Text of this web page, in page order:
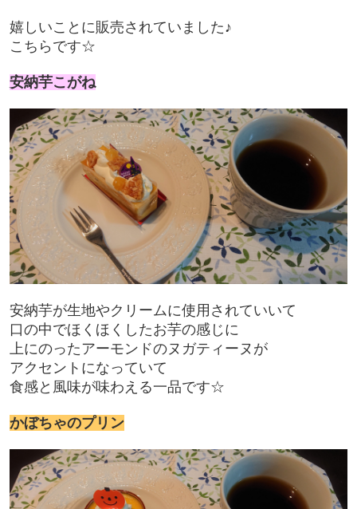
嬉しいことに販売されていました♪
こちらです☆
安納芋こがね
安納芋が生地やクリームに使用されていいて
口の中でほくほくしたお芋の感じに
上にのったアーモンドのヌガティーヌが
アクセントになっていて
食感と風味が味わえる一品です☆
かぼちゃのプリン